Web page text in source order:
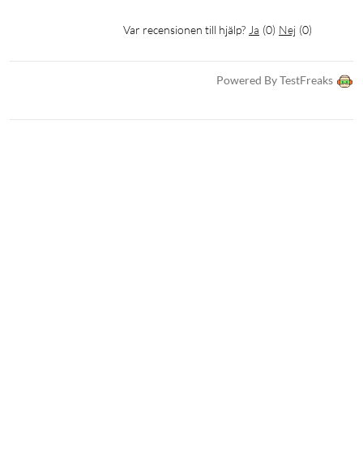
Var recensionen till hjälp? Ja (0) Nej (0)
Powered By TestFreaks